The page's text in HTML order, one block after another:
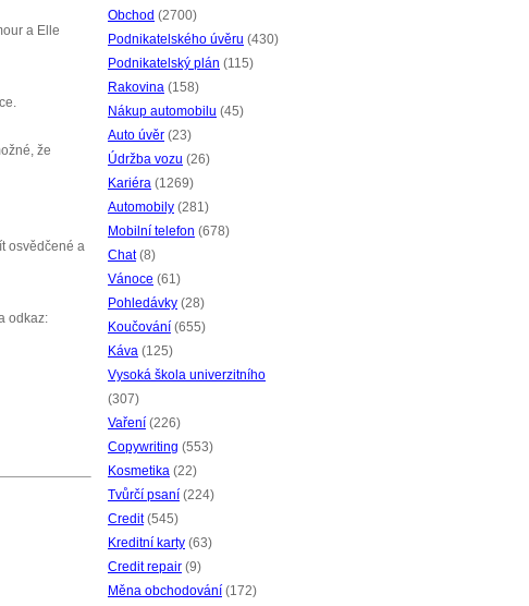
a Elle
že
osvědčené a
odkaz:
Obchod (2700)
Podnikatelského úvěru (430)
Podnikatelský plán (115)
Rakovina (158)
Nákup automobilu (45)
Auto úvěr (23)
Údržba vozu (26)
Kariéra (1269)
Automobily (281)
Mobilní telefon (678)
Chat(8)
Vánoce (61)
Pohledávky (28)
Koučování (655)
Káva (125)
Vysoká škola univerzitního
(307)
Vaření (226)
Copywriting (553)
Kosmetika (22)
Tvůrčí psaní (224)
Credit(545)
Kreditní karty (63)
Credit repair (9)
Měna obchodování (172)